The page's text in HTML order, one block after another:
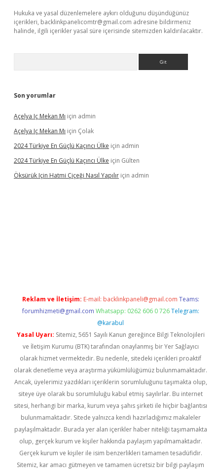
Hukuka ve yasal düzenlemelere aykırı olduğunu düşündüğünüz
içerikleri, backlinkpanelicomtr@gmail.com adresine bildirmeniz
halinde, ilgili içerikler yasal süre içerisinde sitemizden kaldırılacaktır.
Son yorumlar
Açelya Iç Mekan Mı için admin
Açelya Iç Mekan Mı için Çolak
2024 Türkiye En Güçlü Kaçıncı Ülke için admin
2024 Türkiye En Güçlü Kaçıncı Ülke için Gülten
Öksürük Için Hatmi Çiçeği Nasıl Yapılır için admin
Reklam ve İletişim: E-mail: backlinkpaneli@gmail.com Teams:
forumhizmeti@gmail.com Whatsapp: 0262 606 0 726 Telegram:
@karabul
Yasal Uyarı: Sitemiz, 5651 Sayılı Kanun gereğince Bilgi Teknolojileri
ve İletişim Kurumu (BTK) tarafından onaylanmış bir Yer Sağlayıcı
olarak hizmet vermektedir. Bu nedenle, sitedeki içerikleri proaktif
olarak denetleme veya araştırma yükümlülüğümüz bulunmamaktadır.
Ancak, üyelerimiz yazdıkları içeriklerin sorumluluğunu taşımakta olup,
siteye üye olarak bu sorumluluğu kabul etmiş sayılırlar. Bu internet
sitesi, herhangi bir marka, kurum veya şahıs şirketi ile hiçbir bağlantısı
bulunmamaktadır. Sitede yalnızca kendi hazırladığımız makaleler
paylaşılmaktadır. Burada yer alan içerikler haber niteliği taşımamakta
olup, gerçek kurum ve kişiler hakkında paylaşım yapılmamaktadır.
Gerçek kurum ve kişiler ile isim benzerlikleri tamamen tesadüfidir.
Sitemiz, kar amacı gütmeyen ve tamamen ücretsiz bir bilgi paylaşım